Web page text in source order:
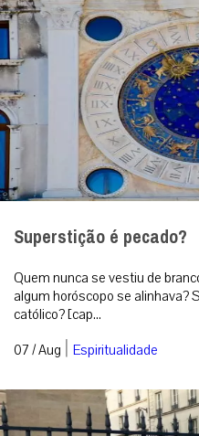
Superstição é pecado?
Quem nunca se vestiu de
algum horóscopo se alinhava?
católico? [cap...
07 / Aug | Espiritualidade